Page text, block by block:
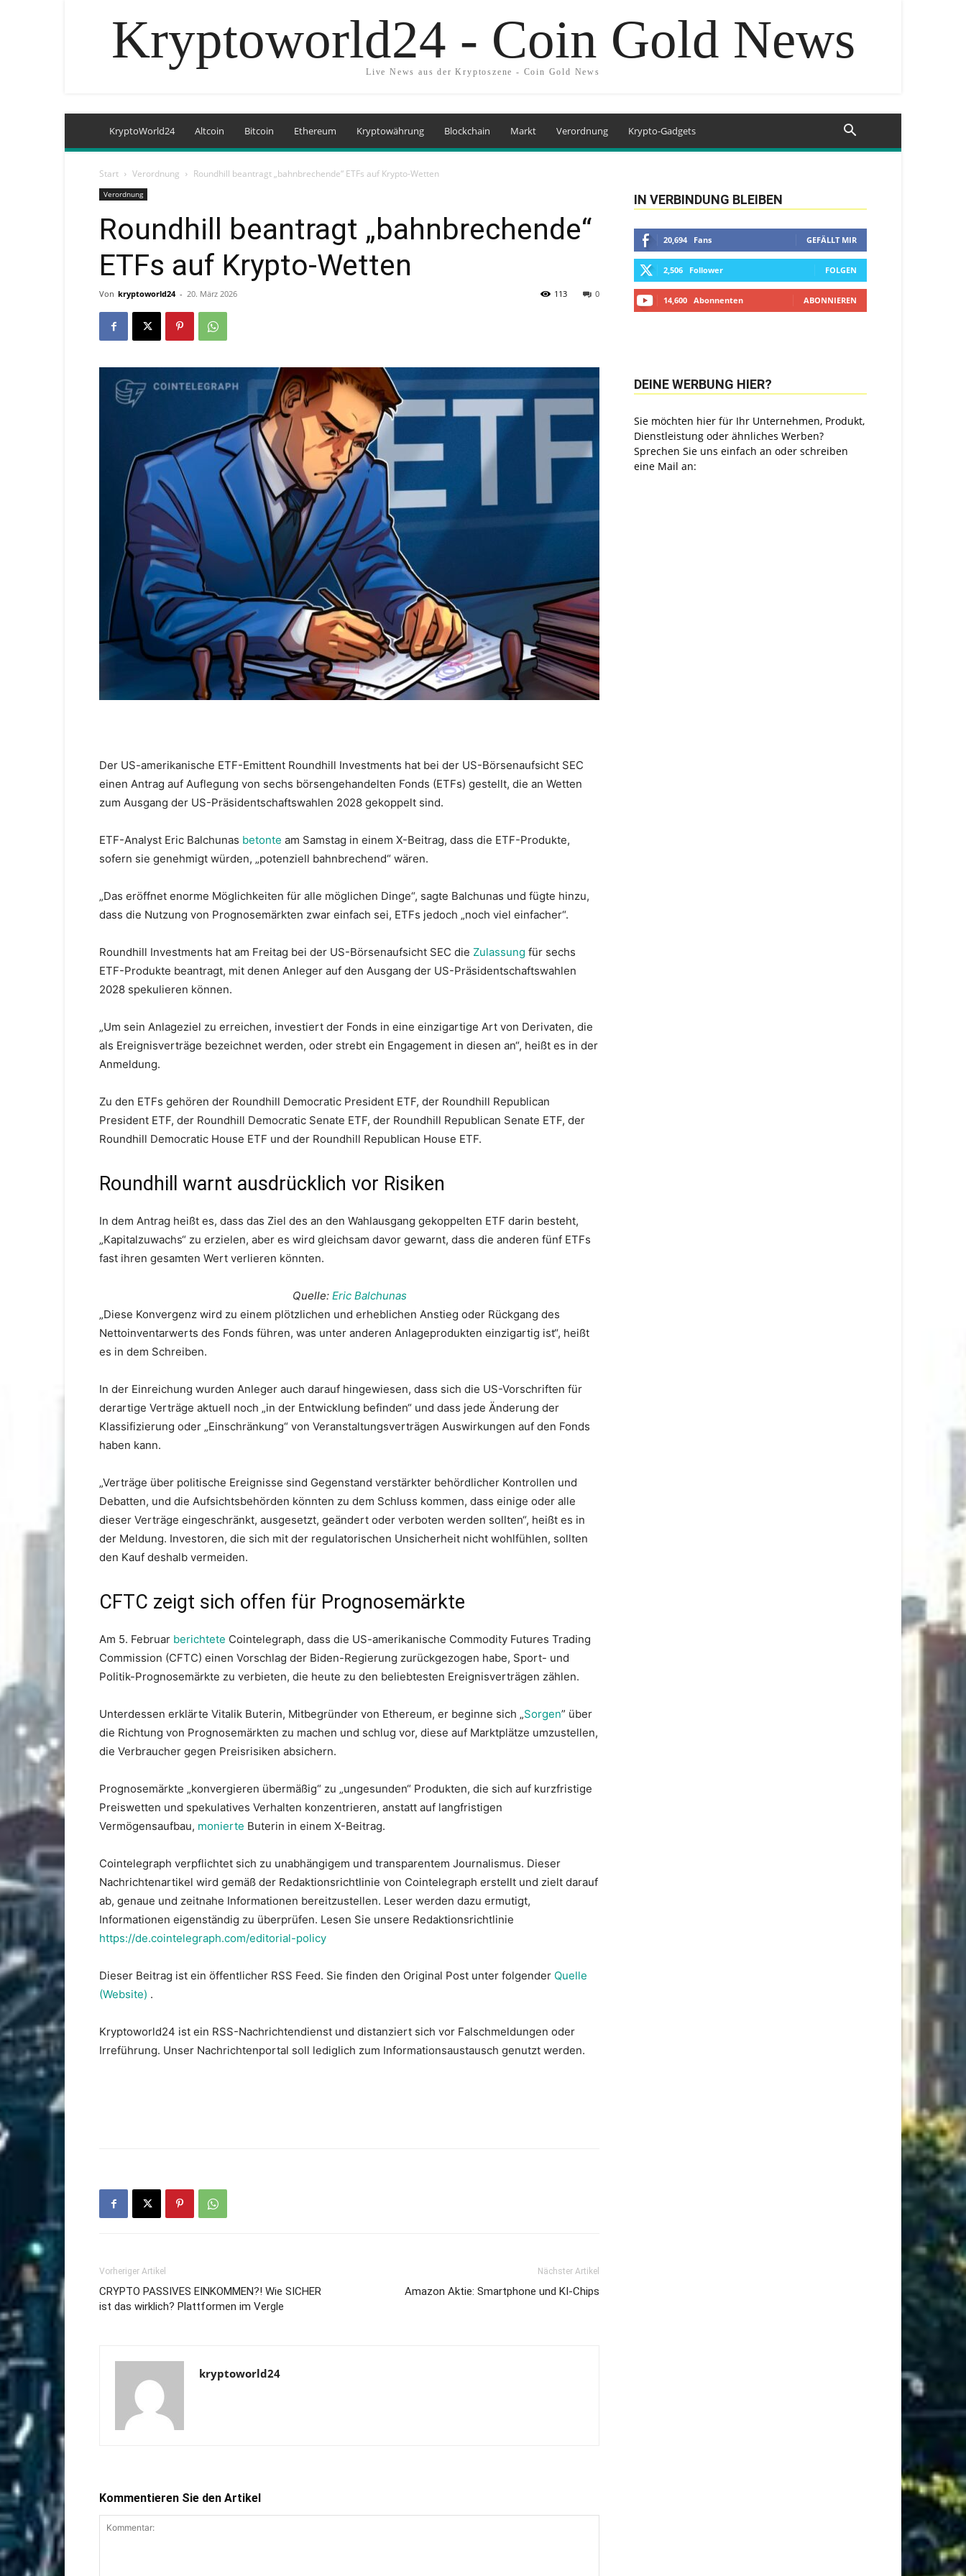
Kryptoworld24 - Coin Gold News
Live News aus der Kryptoszene - Coin Gold News
KryptoWorld24 Altcoin Bitcoin Ethereum Kryptowährung Blockchain Markt Verordnung Krypto-Gadgets
Start Verordnung Roundhill beantragt „bahnbrechende“ ETFs auf Krypto-Wetten
Verordnung
Roundhill beantragt „bahnbrechende“
ETFs auf Krypto-Wetten
Von kryptoworld24 - 20. März 2026 0
113
Der US-amerikanische ETF-Emittent Roundhill Investments hat bei der US-Börsenaufsicht SEC
einen Antrag auf Auflegung von sechs börsengehandelten Fonds (ETFs) gestellt, die an Wetten
zum Ausgang der US-Präsidentschaftswahlen 2028 gekoppelt sind.
ETF-Analyst Eric Balchunas betonte am Samstag in einem X-Beitrag, dass die ETF-Produkte,
sofern sie genehmigt würden, „potenziell bahnbrechend“ wären.
„Das eröffnet enorme Möglichkeiten für alle möglichen Dinge“, sagte Balchunas und fügte hinzu,
dass die Nutzung von Prognosemärkten zwar einfach sei, ETFs jedoch „noch viel einfacher“.
Roundhill Investments hat am Freitag bei der US-Börsenaufsicht SEC die Zulassung für sechs
ETF-Produkte beantragt, mit denen Anleger auf den Ausgang der US-Präsidentschaftswahlen
2028 spekulieren können.
„Um sein Anlageziel zu erreichen, investiert der Fonds in eine einzigartige Art von Derivaten, die
als Ereignisverträge bezeichnet werden, oder strebt ein Engagement in diesen an“, heißt es in der
Anmeldung.
Zu den ETFs gehören der Roundhill Democratic President ETF, der Roundhill Republican
President ETF, der Roundhill Democratic Senate ETF, der Roundhill Republican Senate ETF, der
Roundhill Democratic House ETF und der Roundhill Republican House ETF.
Roundhill warnt ausdrücklich vor Risiken
In dem Antrag heißt es, dass das Ziel des an den Wahlausgang gekoppelten ETF darin besteht,
„Kapitalzuwachs“ zu erzielen, aber es wird gleichsam davor gewarnt, dass die anderen fünf ETFs
fast ihren gesamten Wert verlieren könnten.
Quelle: Eric Balchunas
„Diese Konvergenz wird zu einem plötzlichen und erheblichen Anstieg oder Rückgang des
Nettoinventarwerts des Fonds führen, was unter anderen Anlageprodukten einzigartig ist“, heißt
es in dem Schreiben.
In der Einreichung wurden Anleger auch darauf hingewiesen, dass sich die US-Vorschriften für
derartige Verträge aktuell noch „in der Entwicklung befinden“ und dass jede Änderung der
Klassifizierung oder „Einschränkung“ von Veranstaltungsverträgen Auswirkungen auf den Fonds
haben kann.
„Verträge über politische Ereignisse sind Gegenstand verstärkter behördlicher Kontrollen und
Debatten, und die Aufsichtsbehörden könnten zu dem Schluss kommen, dass einige oder alle
dieser Verträge eingeschränkt, ausgesetzt, geändert oder verboten werden sollten“, heißt es in
der Meldung. Investoren, die sich mit der regulatorischen Unsicherheit nicht wohlfühlen, sollten
den Kauf deshalb vermeiden.
CFTC zeigt sich offen für Prognosemärkte
Am 5. Februar berichtete Cointelegraph, dass die US-amerikanische Commodity Futures Trading
Commission (CFTC) einen Vorschlag der Biden-Regierung zurückgezogen habe, Sport- und
Politik-Prognosemärkte zu verbieten, die heute zu den beliebtesten Ereignisverträgen zählen.
Unterdessen erklärte Vitalik Buterin, Mitbegründer von Ethereum, er beginne sich „Sorgen” über
die Richtung von Prognosemärkten zu machen und schlug vor, diese auf Marktplätze umzustellen,
die Verbraucher gegen Preisrisiken absichern.
Prognosemärkte „konvergieren übermäßig“ zu „ungesunden“ Produkten, die sich auf kurzfristige
Preiswetten und spekulatives Verhalten konzentrieren, anstatt auf langfristigen
Vermögensaufbau, monierte Buterin in einem X-Beitrag.
Cointelegraph verpflichtet sich zu unabhängigem und transparentem Journalismus. Dieser
Nachrichtenartikel wird gemäß der Redaktionsrichtlinie von Cointelegraph erstellt und zielt darauf
ab, genaue und zeitnahe Informationen bereitzustellen. Leser werden dazu ermutigt,
Informationen eigenständig zu überprüfen. Lesen Sie unsere Redaktionsrichtlinie
https://de.cointelegraph.com/editorial-policy
Dieser Beitrag ist ein öffentlicher RSS Feed. Sie finden den Original Post unter folgender Quelle
(Website) .
Kryptoworld24 ist ein RSS-Nachrichtendienst und distanziert sich vor Falschmeldungen oder
Irreführung. Unser Nachrichtenportal soll lediglich zum Informationsaustausch genutzt werden.
Vorheriger Artikel
CRYPTO PASSIVES EINKOMMEN?! Wie SICHER
ist das wirklich? Plattformen im Vergle
Nächster Artikel
Amazon Aktie: Smartphone und KI-Chips
kryptoworld24
Kommentieren Sie den Artikel
IN VERBINDUNG BLEIBEN
20,694 Fans GEFÄLLT MIR
2,506 Follower FOLGEN
14,600 Abonnenten ABONNIEREN
DEINE WERBUNG HIER?
Sie möchten hier für Ihr Unternehmen, Produkt,
Dienstleistung oder ähnliches Werben?
Sprechen Sie uns einfach an oder schreiben
eine Mail an: